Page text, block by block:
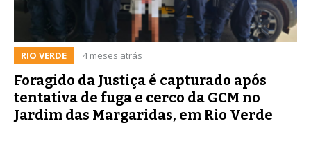
RIO VERDE 4 meses atrás
Foragido da Justiça é capturado após
tentativa de fuga e cerco da GCM no
Jardim das Margaridas, em Rio Verde